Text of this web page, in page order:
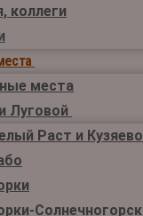
коллеги
места
Луговой
Раст и Кузяево
Солнечногорск